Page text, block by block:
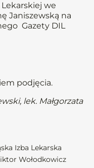
we
Janiszewską na
Gazety DIL
podjęcia.
lek. Małgorzata
Izba Lekarska
Wołodkowicz